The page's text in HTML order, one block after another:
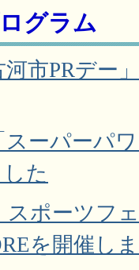
グラム
市PRデー
ーパーパ
た
スポーツフ
を開催し